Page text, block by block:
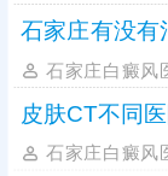
石家庄有没有
石家庄白癜风
皮肤CT不同
石家庄白癜风